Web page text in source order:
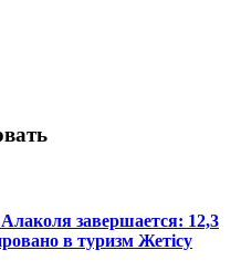
завершается: 12,3
в туризм Жетісу